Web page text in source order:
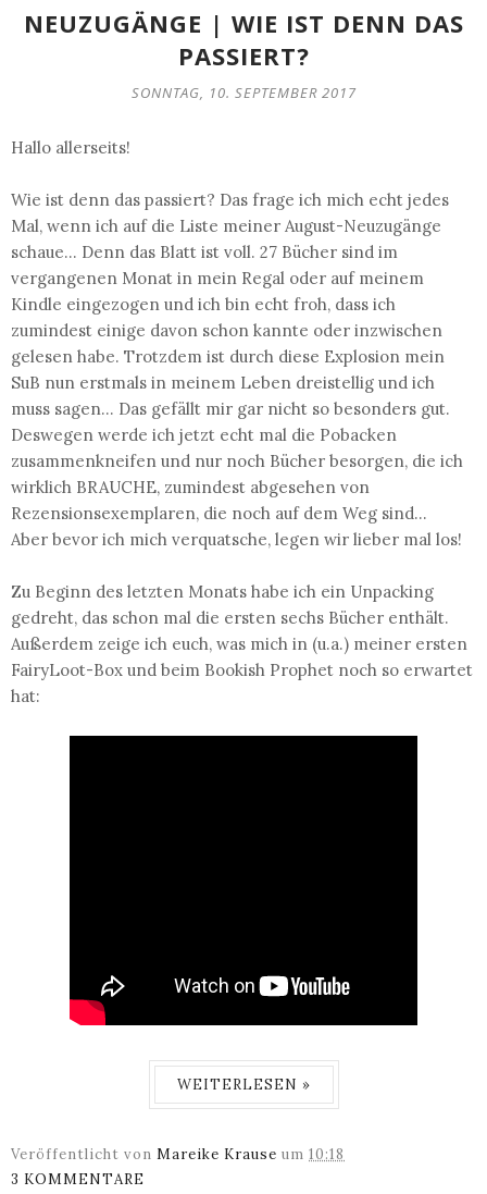
NEUZUGÄNGE | WIE IST DENN DAS
PASSIERT?
SONNTAG, 10. SEPTEMBER 2017
Hallo allerseits!
Wie ist denn das passiert? Das frage ich mich echt jedes
Mal, wenn ich auf die Liste meiner August-Neuzugänge
schaue... Denn das Blatt ist voll. 27 Bücher sind im
vergangenen Monat in mein Regal oder auf meinem
Kindle eingezogen und ich bin echt froh, dass ich
zumindest einige davon schon kannte oder inzwischen
gelesen habe. Trotzdem ist durch diese Explosion mein
SuB nun erstmals in meinem Leben dreistellig und ich
muss sagen... Das gefällt mir gar nicht so besonders gut.
Deswegen werde ich jetzt echt mal die Pobacken
zusammenkneifen und nur noch Bücher besorgen, die ich
wirklich BRAUCHE, zumindest abgesehen von
Rezensionsexemplaren, die noch auf dem Weg sind...
Aber bevor ich mich verquatsche, legen wir lieber mal los!
Zu Beginn des letzten Monats habe ich ein Unpacking
gedreht, das schon mal die ersten sechs Bücher enthält.
Außerdem zeige ich euch, was mich in (u.a.) meiner ersten
FairyLoot-Box und beim Bookish Prophet noch so erwartet
hat:
WEITERLESEN »
Veröffentlicht von Mareike Krause um 10:18
3 KOMMENTARE